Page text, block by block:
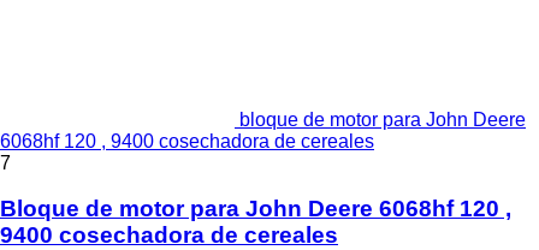
bloque de motor para John Deere
6068hf 120 , 9400 cosechadora de cereales
7
Bloque de motor para John Deere 6068hf 120 ,
9400 cosechadora de cereales